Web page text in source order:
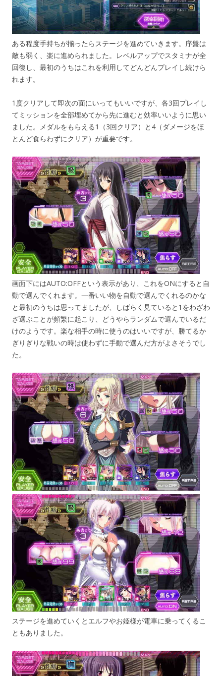
ある程度手持ちが揃ったらステージを進めていきます。序盤は
敵も弱く、楽に進められました。レベルアップでスタミナが全
回復し、最初のうちはこれを利用してどんどんプレイし続けら
れます。
1度クリアして即次の面にいってもいいですが、各3回プレイし
てミッションを全部埋めてから先に進むと効率いいように思い
ました。メダルをもらえる1（3回クリア）と4（ダメージをほ
とんど食らわずにクリア）が重要です。
画面下にはAUTO:OFFという表示があり、これをONにすると自
動で選んでくれます。一番いい物を自動で選んでくれるのかな
と最初のうちは思ってましたが、しばらく見ていると1をわざわ
ざ選ぶことが頻繁に起こり、どうやらランダムで選んでいるだ
けのようです。楽な相手の時に使うのはいいですが、勝てるか
ぎりぎりな戦いの時は使わずに手動で選んだ方がよさそうでし
た。
ステージを進めていくとエルフやお姫様が電車に乗ってくるこ
ともありました。